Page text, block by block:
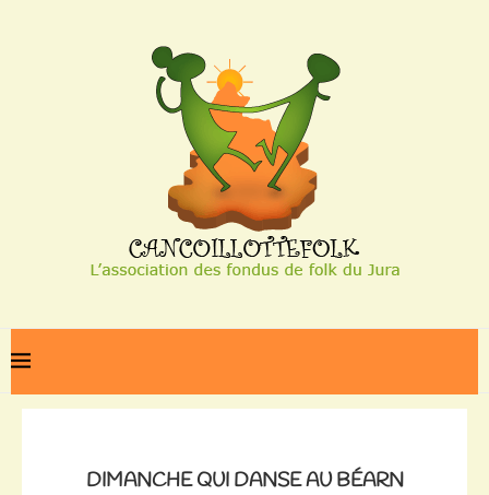
DIMANCHE QUI DANSE AU BÉARN